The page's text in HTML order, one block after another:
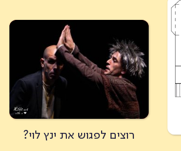
רוצים לפגוש את ינץ לוי?